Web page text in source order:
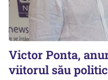
Victor Ponta,
viitorul său